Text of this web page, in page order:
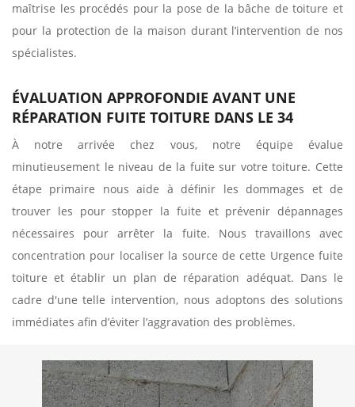
maîtrise les procédés pour la pose de la bâche de toiture et
pour la protection de la maison durant l’intervention de nos
spécialistes.
ÉVALUATION APPROFONDIE AVANT UNE
RÉPARATION FUITE TOITURE DANS LE 34
À notre arrivée chez vous, notre équipe évalue
minutieusement le niveau de la fuite sur votre toiture. Cette
étape primaire nous aide à définir les dommages et de
trouver les pour stopper la fuite et prévenir dépannages
nécessaires pour arrêter la fuite. Nous travaillons avec
concentration pour localiser la source de cette Urgence fuite
toiture et établir un plan de réparation adéquat. Dans le
cadre d'une telle intervention, nous adoptons des solutions
immédiates afin d’éviter l’aggravation des problèmes.